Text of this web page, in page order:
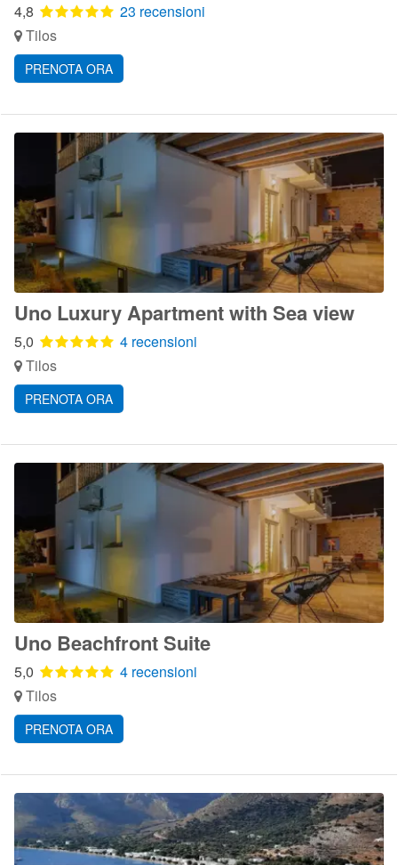
4,8
23 recensioni
Tilos
PRENOTA ORA
Uno Luxury Apartment with Sea view
5,0
4 recensioni
Tilos
PRENOTA ORA
Uno Beachfront Suite
5,0
4 recensioni
Tilos
PRENOTA ORA